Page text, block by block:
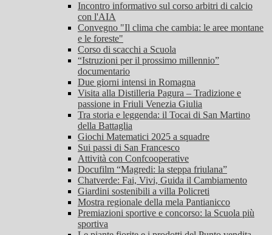
Incontro informativo sul corso arbitri di calcio
con l'AIA
Convegno "Il clima che cambia: le aree montane
e le foreste"
Corso di scacchi a Scuola
“Istruzioni per il prossimo millennio”
documentario
Due giorni intensi in Romagna
Visita alla Distilleria Pagura – Tradizione e
passione in Friuli Venezia Giulia
Tra storia e leggenda: il Tocai di San Martino
della Battaglia
Giochi Matematici 2025 a squadre
Sui passi di San Francesco
Attività con Confcooperative
Docufilm “Magredi: la steppa friulana”
Chatverde: Fai, Vivi, Guida il Cambiamento
Giardini sostenibili a villa Policreti
Mostra regionale della mela Pantianicco
Premiazioni sportive e concorso: la Scuola più
sportiva